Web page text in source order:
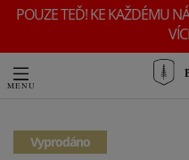
POUZE TEĎ! KE KAŽDÉMU
Vyprodáno